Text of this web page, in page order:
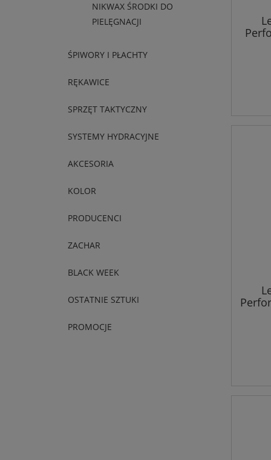
NIKWAX ŚRODKI DO
PIELĘGNACJI
ŚPIWORY I PŁACHTY
RĘKAWICE
SPRZĘT TAKTYCZNY
SYSTEMY HYDRACYJNE
AKCESORIA
KOLOR
PRODUCENCI
ZACHAR
BLACK WEEK
OSTATNIE SZTUKI
PROMOCJE